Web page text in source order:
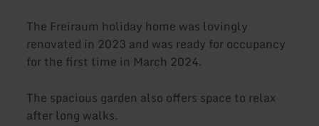
The Freiraum holiday home was lovingly
renovated in 2023 and was ready for occupancy
for the first time in March 2024.
The spacious garden also offers space to relax
after long walks.